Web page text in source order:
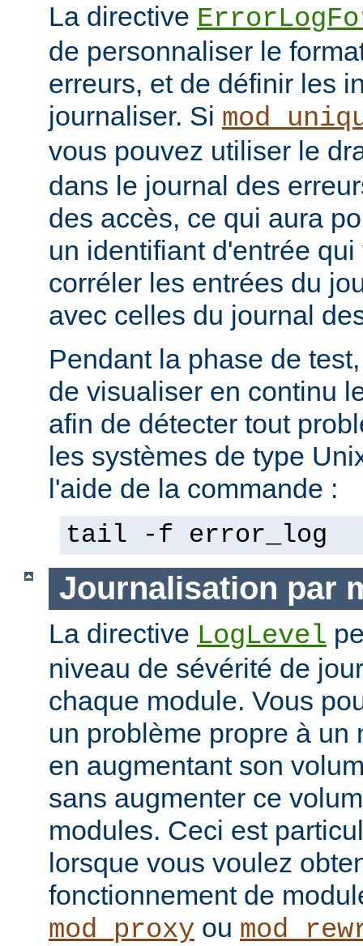
La directive
de personnaliser le
erreurs, et de définir les
journaliser. Si
vous pouvez utiliser le
dans le journal des
des accès, ce qui aura
un identifiant d'entrée
corréler les entrées du
avec celles du journal
Pendant la phase de
de visualiser en continu
afin de détecter tout
les systèmes de type
l'aide de la commande :
tail -f error_log
Journalisation par
La directive LogLevel
niveau de sévérité de
chaque module. Vous
un problème propre à un
en augmentant son
sans augmenter ce
modules. Ceci est
lorsque vous voulez
fonctionnement de
mod_proxy ou